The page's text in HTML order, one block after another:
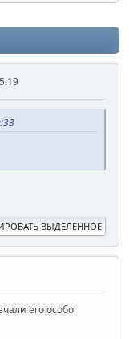
ВЫДЕЛЕННОЕ
его особо